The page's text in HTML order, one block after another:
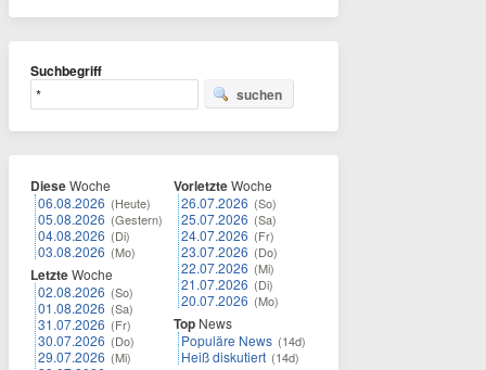
Suchbegriff
suchen
DieseWoche
06.08.2026 (Heute)
05.08.2026 (Gestern)
04.08.2026 (Di)
03.08.2026 (Mo)
LetzteWoche
02.08.2026 (So)
01.08.2026 (Sa)
31.07.2026 (Fr)
30.07.2026 (Do)
29.07.2026 (Mi)
VorletzteWoche
26.07.2026 (So)
25.07.2026 (Sa)
24.07.2026 (Fr)
23.07.2026 (Do)
22.07.2026 (Mi)
21.07.2026 (Di)
20.07.2026 (Mo)
Top News
Populäre News (14d)
Heiß diskutiert (14d)